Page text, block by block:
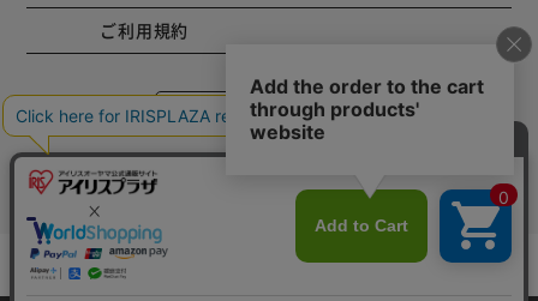
ご利用規約
コーポレートサイト
Copyright © 2001 IRISPLAZA. ALL Rights Reserved.